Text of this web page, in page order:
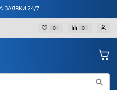
ЗАЯВКИ 24/7
0 0